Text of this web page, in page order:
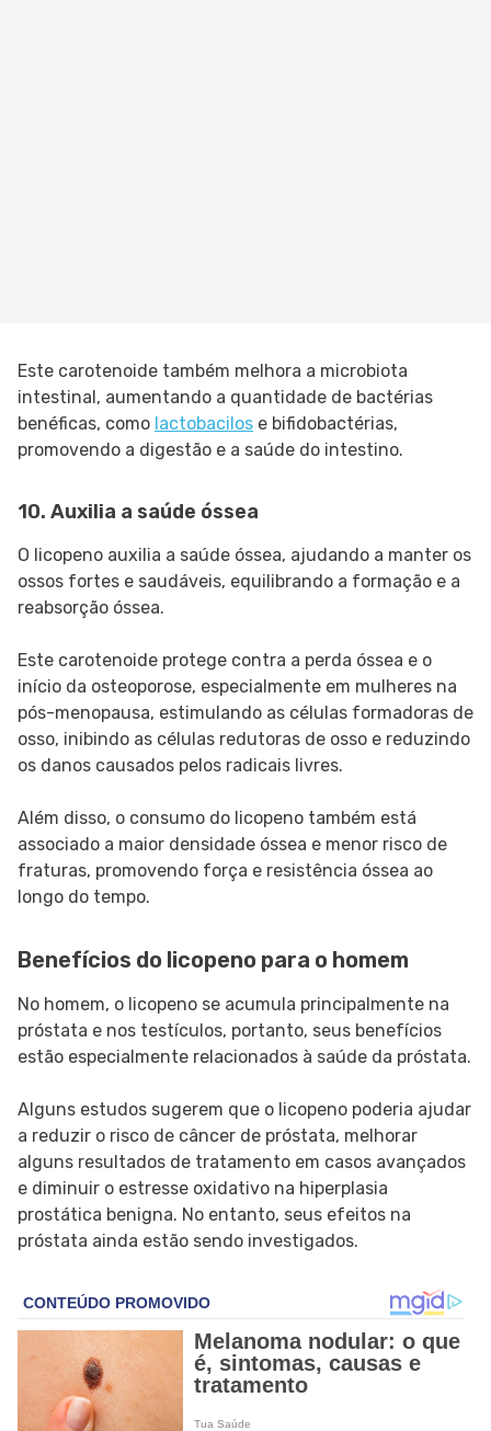
Este carotenoide também melhora a microbiota
intestinal, aumentando a quantidade de bactérias
benéficas, como lactobacilos e bifidobactérias,
promovendo a digestão e a saúde do intestino.
10. Auxilia a saúde óssea
O licopeno auxilia a saúde óssea, ajudando a manter os
ossos fortes e saudáveis, equilibrando a formação e a
reabsorção óssea.
Este carotenoide protege contra a perda óssea e o
início da osteoporose, especialmente em mulheres na
pós-menopausa, estimulando as células formadoras de
osso, inibindo as células redutoras de osso e reduzindo
os danos causados ​​pelos radicais livres.
Além disso, o consumo do licopeno também está
associado a maior densidade óssea e menor risco de
fraturas, promovendo força e resistência óssea ao
longo do tempo.
Benefícios do licopeno para o homem
No homem, o licopeno se acumula principalmente na
próstata e nos testículos, portanto, seus benefícios
estão especialmente relacionados à saúde da próstata.
Alguns estudos sugerem que o licopeno poderia ajudar
a reduzir o risco de câncer de próstata, melhorar
alguns resultados de tratamento em casos avançados
e diminuir o estresse oxidativo na hiperplasia
prostática benigna. No entanto, seus efeitos na
próstata ainda estão sendo investigados.